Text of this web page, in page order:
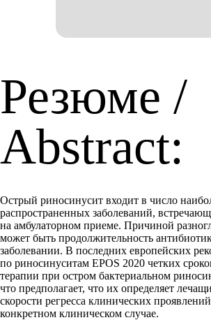
Резюме /
Abstract:
Острый риносинусит входит в число
распространенных заболеваний,
на амбулаторном приеме. Причиной
может быть продолжительность
заболевании. В последних европейских
по риносинуситам EPOS 2020 четких
терапии при остром бактериальном
что предполагает, что их определяет
скорости регресса клинических
конкретном клиническом случае.